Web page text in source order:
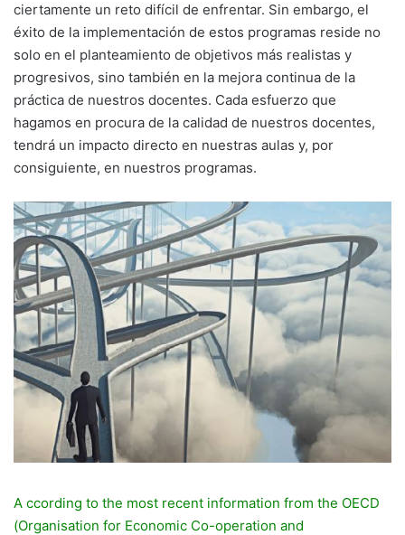
ciertamente un reto difícil de enfrentar. Sin embargo, el
éxito de la implementación de estos programas reside no
solo en el planteamiento de objetivos más realistas y
progresivos, sino también en la mejora continua de la
práctica de nuestros docentes. Cada esfuerzo que
hagamos en procura de la calidad de nuestros docentes,
tendrá un impacto directo en nuestras aulas y, por
consiguiente, en nuestros programas.
A ccording to the most recent information from the OECD
(Organisation for Economic Co-operation and